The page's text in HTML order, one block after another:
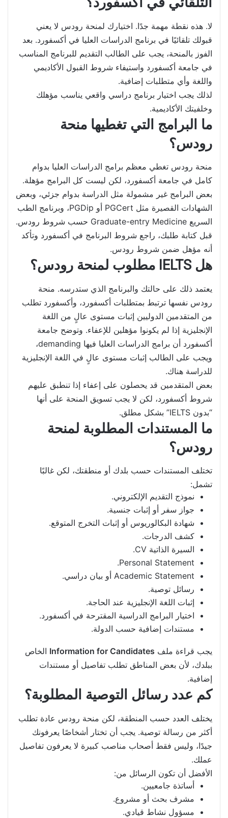
لا. هذه نقطة مهمة جدًا. اختيارك لمنحة رودس لا يعني
قبولك تلقائيًا في برنامج الدراسات العليا في أكسفورد. بعد
الفوز بالمنحة، يجب على الطالب التقديم للبرنامج المناسب
في جامعة أكسفورد واستيفاء شروط القبول الأكاديمي
واللغة وأي متطلبات إضافية.
لذلك يجب اختيار برنامج دراسي واقعي يناسب مؤهلك
وخلفيتك الأكاديمية.
ما البرامج التي تغطيها منحة
رودس؟
منحة رودس تغطي معظم برامج الدراسات العليا بدوام
كامل في جامعة أكسفورد، لكن ليست كل البرامج مؤهلة.
بعض البرامج غير مشمولة مثل الدراسة بدوام جزئي، وبعض
الشهادات القصيرة مثل PGCert أو PGDip، وبرنامج الطب
السريع Graduate-entry Medicine حسب شروط رودس.
قبل كتابة طلبك، راجع شروط البرنامج في أكسفورد وتأكد
أنه مؤهل ضمن شروط رودس.
هل IELTS مطلوب لمنحة رودس؟
يعتمد ذلك على حالتك والبرنامج الذي ستدرسه. منحة
رودس نفسها ترتبط بمتطلبات أكسفورد، وأكسفورد تطلب
من المتقدمين الدوليين إثبات مستوى عالٍ من اللغة
الإنجليزية إذا لم يكونوا مؤهلين للإعفاء. وتوضح جامعة
أكسفورد أن برامج الدراسات العليا فيها demanding،
ويجب على الطالب إثبات مستوى عالٍ في اللغة الإنجليزية
للدراسة هناك.
بعض المتقدمين قد يحصلون على إعفاء إذا تنطبق عليهم
شروط أكسفورد، لكن لا يجب تسويق المنحة على أنها
“بدون IELTS” بشكل مطلق.
ما المستندات المطلوبة لمنحة
رودس؟
تختلف المستندات حسب بلدك أو منطقتك، لكن غالبًا
تشمل:
نموذج التقديم الإلكتروني.
جواز سفر أو إثبات جنسية.
شهادة البكالوريوس أو إثبات التخرج المتوقع.
كشف الدرجات.
السيرة الذاتية CV.
Personal Statement.
Academic Statement أو بيان دراسي.
رسائل توصية.
إثبات اللغة الإنجليزية عند الحاجة.
اختيار البرامج الدراسية المقترحة في أكسفورد.
مستندات إضافية حسب الدولة.
يجب قراءة ملف Information for Candidates الخاص
ببلدك، لأن بعض المناطق تطلب تفاصيل أو مستندات
إضافية.
كم عدد رسائل التوصية المطلوبة؟
يختلف العدد حسب المنطقة، لكن منحة رودس عادة تطلب
أكثر من رسالة توصية. يجب أن تختار أشخاصًا يعرفونك
جيدًا، وليس فقط أصحاب مناصب كبيرة لا يعرفون تفاصيل
عملك.
الأفضل أن تكون الرسائل من:
أساتذة جامعيين.
مشرف بحث أو مشروع.
مسؤول نشاط قيادي.